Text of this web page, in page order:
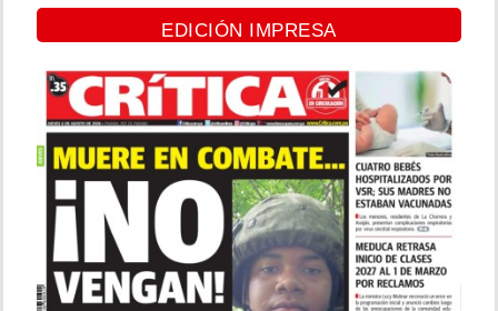
EDICIÓN IMPRESA